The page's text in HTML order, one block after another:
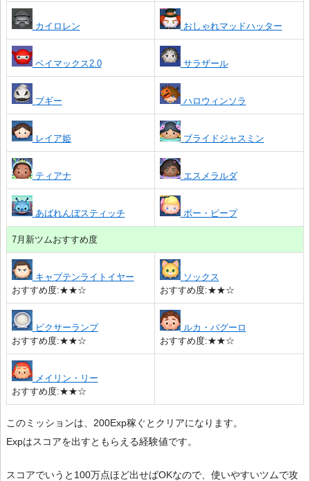
カイロレン おしゃれマッドハッター
ベイマックス2.0 サラザール
ブギー ハロウィンソラ
レイア姫 ブライドジャスミン
ティアナ エスメラルダ
あばれんぼスティッチ ボー・ピープ
7月新ツムおすすめ度
キャプテンライトイヤー
おすすめ度:★★☆
ソックス
おすすめ度:★★☆
ピクサーランプ
おすすめ度:★★☆
ルカ・パグーロ
おすすめ度:★★☆
メイリン・リー
おすすめ度:★★☆
このミッションは、200Exp稼ぐとクリアになります。
Expはスコアを出すともらえる経験値です。
スコアでいうと100万点ほど出せばOKなので、使いやすいツムで攻